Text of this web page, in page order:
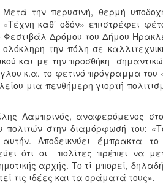
Μετά την περυσινή, θερμή
«Τέχνη καθ’ οδόν» επιστρέφει
Δρόμου του Δήμου
την πόλη σε
και με την προσθήκη
κ.α. το φετινό πρόγραμμα του
μια πενθήμερη γιορτή
Λαμπρινός, αναφερόμενος στο
πολιτών στην διαμόρφωσή του:
Αποδεικνύει έμπρακτα
ότι οι πολίτες πρέπει να
αρχής. Το τί μπορεί,
τις ιδέες και τα οράματά τους».